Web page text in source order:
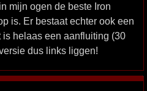
mijn ogen de beste Iron
is. Er bestaat echter ook een
helaas een aanfluiting (30
dus links liggen!